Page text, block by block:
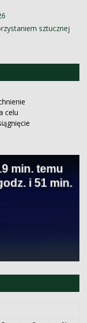
sztucznej
celu